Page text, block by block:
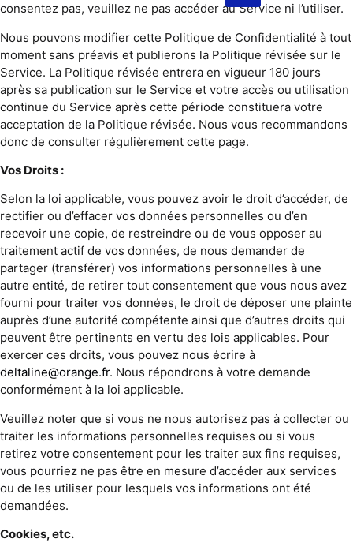
consentez pas, veuillez ne pas accéder au Service ni l’utiliser.
Nous pouvons modifier cette Politique de Confidentialité à tout
moment sans préavis et publierons la Politique révisée sur le
Service. La Politique révisée entrera en vigueur 180 jours
après sa publication sur le Service et votre accès ou utilisation
continue du Service après cette période constituera votre
acceptation de la Politique révisée. Nous vous recommandons
donc de consulter régulièrement cette page.
Vos Droits :
Selon la loi applicable, vous pouvez avoir le droit d’accéder, de
rectifier ou d’effacer vos données personnelles ou d’en
recevoir une copie, de restreindre ou de vous opposer au
traitement actif de vos données, de nous demander de
partager (transférer) vos informations personnelles à une
autre entité, de retirer tout consentement que vous nous avez
fourni pour traiter vos données, le droit de déposer une plainte
auprès d’une autorité compétente ainsi que d’autres droits qui
peuvent être pertinents en vertu des lois applicables. Pour
exercer ces droits, vous pouvez nous écrire à
deltaline@orange.fr. Nous répondrons à votre demande
conformément à la loi applicable.
Veuillez noter que si vous ne nous autorisez pas à collecter ou
traiter les informations personnelles requises ou si vous
retirez votre consentement pour les traiter aux fins requises,
vous pourriez ne pas être en mesure d’accéder aux services
ou de les utiliser pour lesquels vos informations ont été
demandées.
Cookies, etc.